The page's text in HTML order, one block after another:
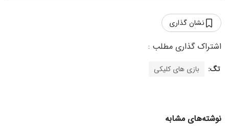
نشان گذاری
تگ: بازی های کلیکی
نوشته‌های مشابه